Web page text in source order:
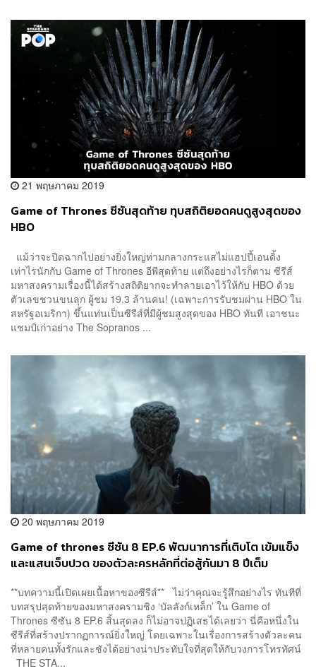
21 พฤษภาคม 2019
Game of Thrones ซีซันสุดท้าย ทุบสถิติยอดคนดูสูงสุดของ
HBO
แม้ว่าจะปิดฉากไปอย่างยิ่งใหญ่ท่ามกลางกระแสไม่แฮปปี้เอนดิ้ง
เท่าไรนักกับ Game of Thrones อีพีสุดท้าย แต่ถึงอย่างไรก็ตาม ซีรีส์
มหาสงครามเรื่องนี้ได้สร้างสถิติยากจะทำลายเอาไว้ให้กับ HBO ด้วย
ตัวเลขชวนขนลุก ผู้ชม 19.3 ล้านคน! (เฉพาะการรับชมผ่าน HBO ใน
สหรัฐอเมริกา) ขึ้นแท่นเป็นซีรีส์ที่มีผู้ชมสูงสุดของ HBO ทันที เอาชนะ
แชมป์เก่าอย่าง The Sopranos ...
20 พฤษภาคม 2019
Game of thrones ซีซัน 8 EP.6 พัฒนาการที่เติบโต เข้มแข็ง
และแสนเจ็บปวด ของตัวละครหลักที่ต่อสู้กันมา 8 ปีเต็ม
**บทความนี้เปิดเผยเนื้อหาของซีรีส์** ไม่ว่าคุณจะรู้สึกอย่างไร ทันทีที่
บทสรุปสุดท้ายของมหาสงครามชิง ‘บัลลังก์เหล็ก’ ใน Game of
Thrones ซีซัน 8 EP.6 สิ้นสุดลง ก็ไม่อาจปฏิเสธได้เลยว่า นี่คือหนึ่งใน
ซีรีส์ที่สร้างปรากฏการณ์ยิ่งใหญ่ โดยเฉพาะในเรื่องการสร้างตัวละคน
ที่หลายคนทั้งรักและชังได้อย่างน่าประทับใจที่สุดให้กับวงการโทรทัศน์
THE STA...